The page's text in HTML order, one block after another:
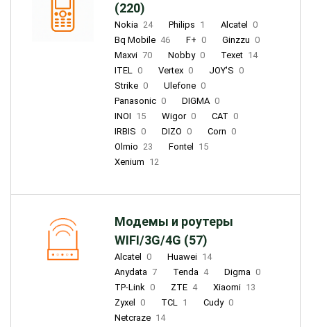
(220)
Nokia 24 Philips 1 Alcatel
0
Bq Mobile 46 F+ 0 Ginzzu 0
Maxvi 70 Nobby 0 Texet 14
ITEL 0 Vertex 0 JOY'S 0
Strike 0 Ulefone 0
Panasonic 0 DIGMA 0
INOI 15 Wigor 0 CAT 0
IRBIS 0 DIZO 0 Corn 0
Olmio 23 Fontel
15
Xenium 12
Модемы и роутеры
WIFI/3G/4G (57)
Alcatel 0 Huawei 14
Anydata 7 Tenda 4 Digma 0
TP-Link 0 ZTE 4 Xiaomi 13
Zyxel
0 TCL 1 Cudy 0
Netcraze 14